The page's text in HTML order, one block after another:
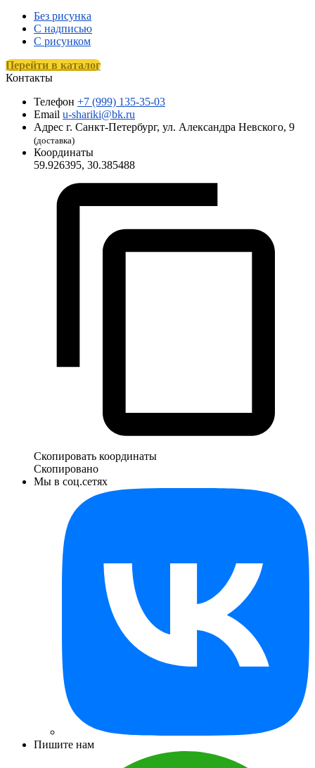
Без рисунка
С надписью
С рисунком
Перейти в каталог
Контакты
Телефон +7 (999) 135-35-03
Email u-shariki@bk.ru
Адрес г. Санкт-Петербург, ул. Александра Невского, 9
(доставка)
Координаты
59.926395, 30.385488
Скопировать координаты
Скопировано
Мы в соц.сетях
Пишите нам